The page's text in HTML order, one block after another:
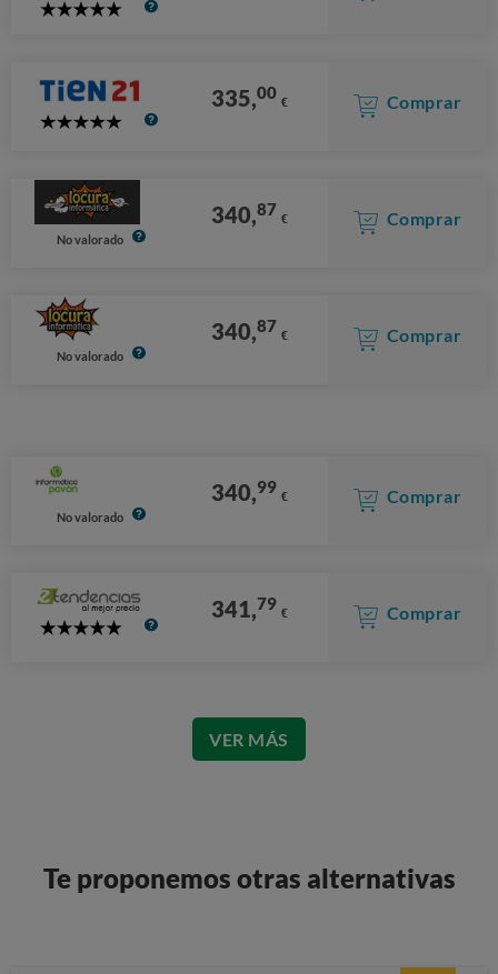
5
5
335,00 € Comprar
No valorado
340,87 € Comprar
No valorado
340,87 € Comprar
No valorado
340,99 € Comprar
5
341,79 € Comprar
VER MÁS
Te proponemos otras alternativas